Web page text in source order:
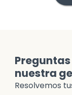
nuestra
Resolvemos